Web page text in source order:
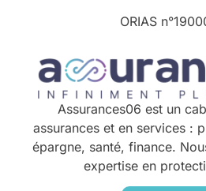
ORIAS n°
Assurances06 est un
assurances et en services :
épargne, santé, finance.
expertise en